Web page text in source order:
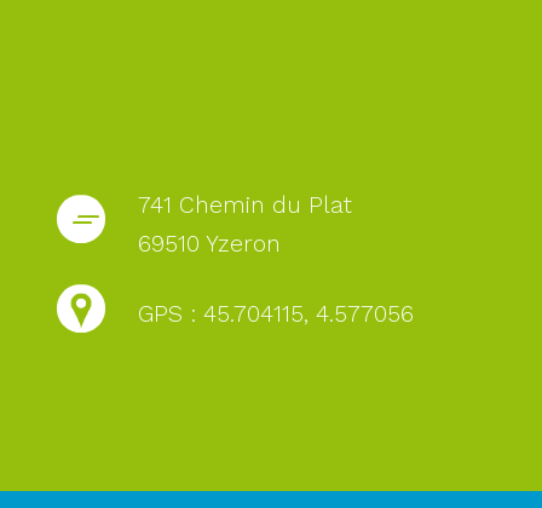
741 Chemin du Plat
69510 Yzeron
GPS : 45.704115, 4.577056